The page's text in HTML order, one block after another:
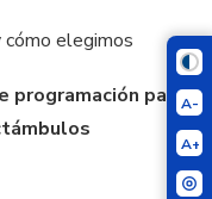
A-
A+
programación para